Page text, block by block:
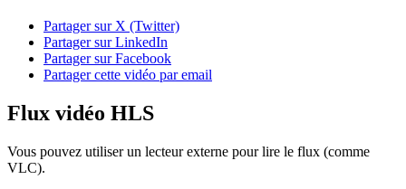
Partager sur X (Twitter)
Partager sur LinkedIn
Partager sur Facebook
Partager cette vidéo par email
Flux vidéo HLS
Vous pouvez utiliser un lecteur externe pour lire le flux (comme
VLC).